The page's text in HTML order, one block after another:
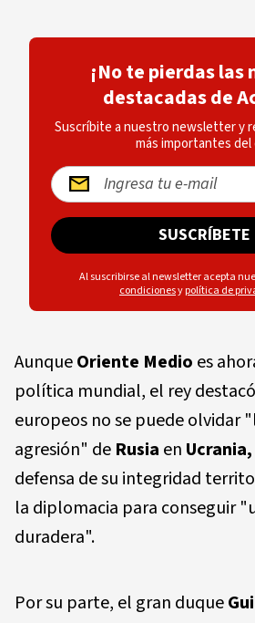
¡No te pierdas las
destacadas de
Suscríbite a nuestro newsletter y
más importantes del
SUSCRÍBETE
Al suscribirse al newsletter acepta
condicionesypolítica de
AunqueOriente Medio es
política mundial, el rey
europeos no se puede olvidar
agresión" de Rusia en Ucrania,
defensa de su integridad
la diplomacia para conseguir
duradera".
Por su parte, el gran duque